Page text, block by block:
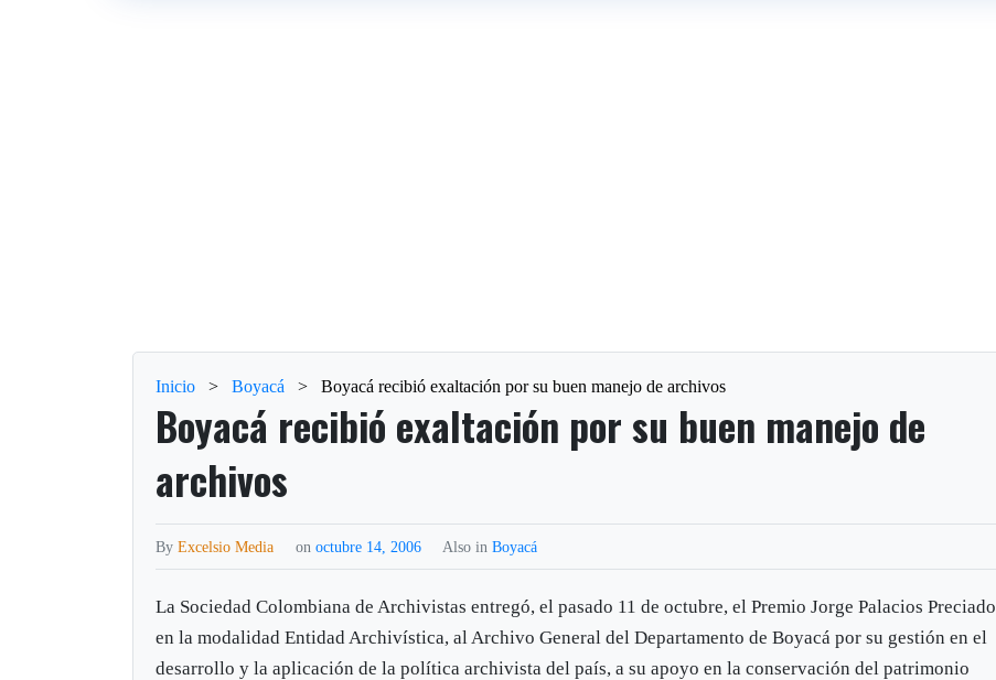
Inicio > Boyacá > Boyacá recibió exaltación por su buen manejo de archivos
Boyacá recibió exaltación por su buen manejo de
archivos
ByExcelsio Media onoctubre 14, 2006 Also inBoyacá
La Sociedad Colombiana de Archivistas entregó, el pasado 11 de octubre, el Premio Jorge Palacios Preciado
en la modalidad Entidad Archivística, al Archivo General del Departamento de Boyacá por su gestión en el
desarrollo y la aplicación de la política archivista del país, a su apoyo en la conservación del patrimonio